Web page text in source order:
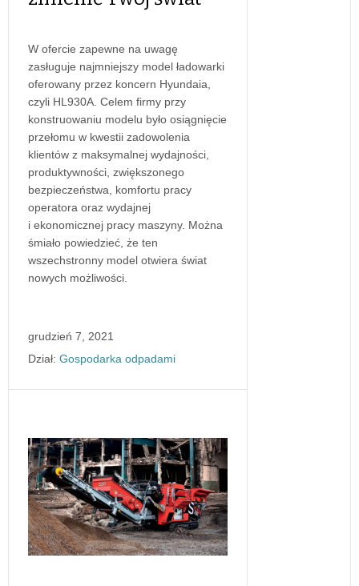
W ofercie zapewne na uwagę
zasługuje najmniejszy model ładowarki
oferowany przez koncern Hyundaia,
czyli HL930A. Celem firmy przy
konstruowaniu modelu było osiągnięcie
przełomu w kwestii zadowolenia
klientów z maksymalnej wydajności,
produktywności, zwiększonego
bezpieczeństwa, komfortu pracy
operatora oraz wydajnej
i ekonomicznej pracy maszyny. Można
śmiało powiedzieć, że ten
wszechstronny model otwiera świat
nowych możliwości.
grudzień 7, 2021
Dział: Gospodarka odpadami